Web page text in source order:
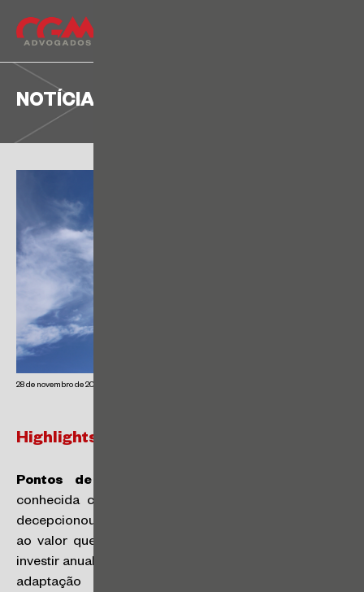
NOTÍCIA
28 de novembro de 2024
Highlights da COP 29 (Baku, Azerbaijão)
Pontos de destaque no acordo final:
conhecida como a “COP das finanças”, a COP 29
decepcionou países em desenvolvimento com relação
ao valor que os países desenvolvidos acordaram em
investir anualmente até 2035, para ações de combate e
adaptação à crise do clima nos países em